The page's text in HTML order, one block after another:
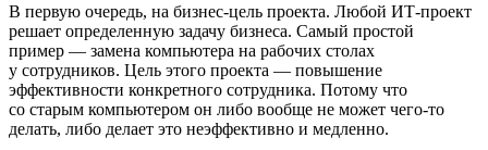
В первую очередь, на бизнес-цель проекта. Любой ИТ-проект
решает определенную задачу бизнеса. Самый простой
пример — замена компьютера на рабочих столах
у сотрудников. Цель этого проекта — повышение
эффективности конкретного сотрудника. Потому что
со старым компьютером он либо вообще не может чего-то
делать, либо делает это неэффективно и медленно.